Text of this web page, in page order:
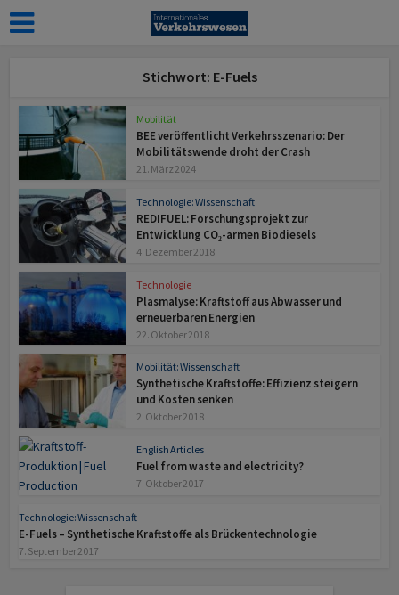
Stichwort: E-Fuels
Mobilität
BEE veröffentlicht Verkehrsszenario: Der
Mobilitätswende droht der Crash
21. März 2024
Technologie: Wissenschaft
REDIFUEL: Forschungsprojekt zur
Entwicklung CO₂-armen Biodiesels
4. Dezember 2018
Technologie
Plasmalyse: Kraftstoff aus Abwasser und
erneuerbaren Energien
22. Oktober 2018
Mobilität: Wissenschaft
Synthetische Kraftstoffe: Effizienz steigern
und Kosten senken
2. Oktober 2018
English Articles
Fuel from waste and electricity?
7. Oktober 2017
Technologie: Wissenschaft
E-Fuels – Synthetische Kraftstoffe als Brückentechnologie
7. September 2017